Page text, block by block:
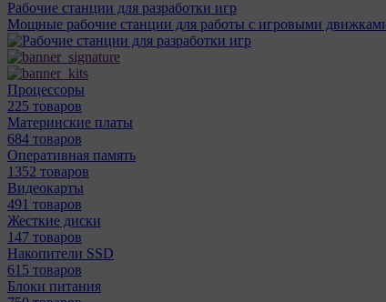
Рабочие станции для разработки игр
Мощные рабочие станции для работы с игровыми
Процессоры
225 товаров
Материнcкие платы
684 товаров
Оперативная память
1352 товаров
Видеокарты
491 товаров
Жесткие диски
147 товаров
Накопители SSD
615 товаров
Блоки питания